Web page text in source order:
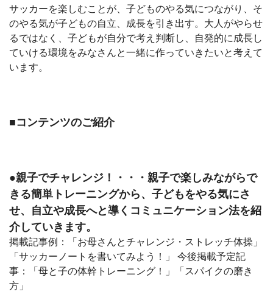
サッカーを楽しむことが、子どものやる気につながり、そ
のやる気が子どもの自立、成長を引き出す。大人がやらせ
るではなく、子どもが自分で考え判断し、自発的に成長し
ていける環境をみなさんと一緒に作っていきたいと考えて
います。
■コンテンツのご紹介
●親子でチャレンジ！・・・親子で楽しみながらで
きる簡単トレーニングから、子どもをやる気にさ
せ、自立や成長へと導くコミュニケーション法を紹
介していきます。
掲載記事例：「お母さんとチャレンジ・ストレッチ体操」
「サッカーノートを書いてみよう！」 今後掲載予定記
事：「母と子の体幹トレーニング！」「スパイクの磨き
方」